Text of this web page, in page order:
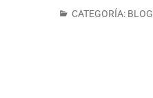
CATEGORÍA: BLOG